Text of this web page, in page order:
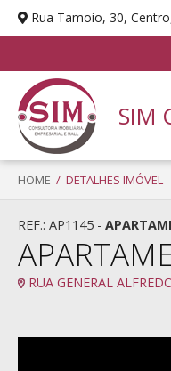
Rua Tamoio, 30,
SIM
HOME / DETALHES IMÓVEL
REF.: AP1145 -
RUA GENERAL